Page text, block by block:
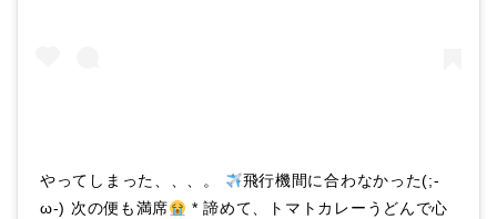
やってしまった、、、。
飛行機間に合わなかった(;-
ω-) 次の便も満席
* 諦めて、トマトカレーうどんで心